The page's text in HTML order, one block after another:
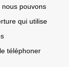
pouvons
qui utilise
téléphoner